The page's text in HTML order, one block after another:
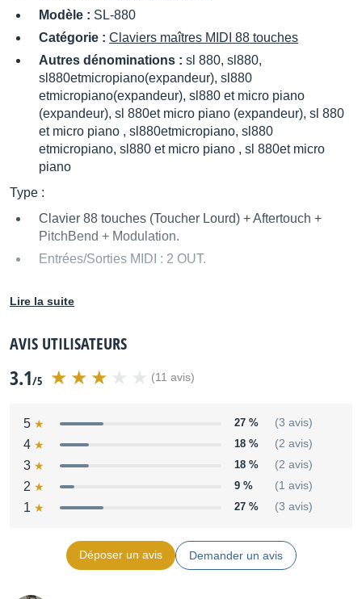
Modèle : SL-880
Catégorie : Claviers maîtres MIDI 88 touches
Autres dénominations : sl 880, sl880,
sl880etmicropiano(expandeur), sl880
etmicropiano(expandeur), sl880 et micro piano
(expandeur), sl 880et micro piano (expandeur), sl 880
et micro piano , sl880etmicropiano, sl880
etmicropiano, sl880 et micro piano , sl 880et micro
piano
Type :
Clavier 88 touches (Toucher Lourd) + Aftertouch +
PitchBend + Modulation.
Entrées/Sorties MIDI : 2 OUT.
Lire la suite
AVIS UTILISATEURS
3.1/5 (11 avis)
5 27 % (3 avis)
4 18 % (2 avis)
3 18 % (2 avis)
2 9 % (1 avis)
1 27 % (3 avis)
Déposer un avis Demander un avis